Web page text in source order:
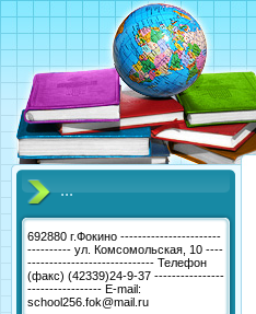
...
692880 г.Фокино -----------------------
---------- ул. Комсомольская, 10 ----
----------------------------- Телефон
(факс) (42339)24-9-37 ----------------
----------------- E-mail:
school256.fok@mail.ru